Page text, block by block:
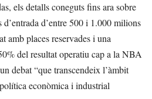
els detalls coneguts fins ara sobre
d’entre 500 i 1.000 milions
amb places reservades i una
del resultat operatiu cap a la NBA
debat “que transcendeix l’àmbit
econòmica i industrial